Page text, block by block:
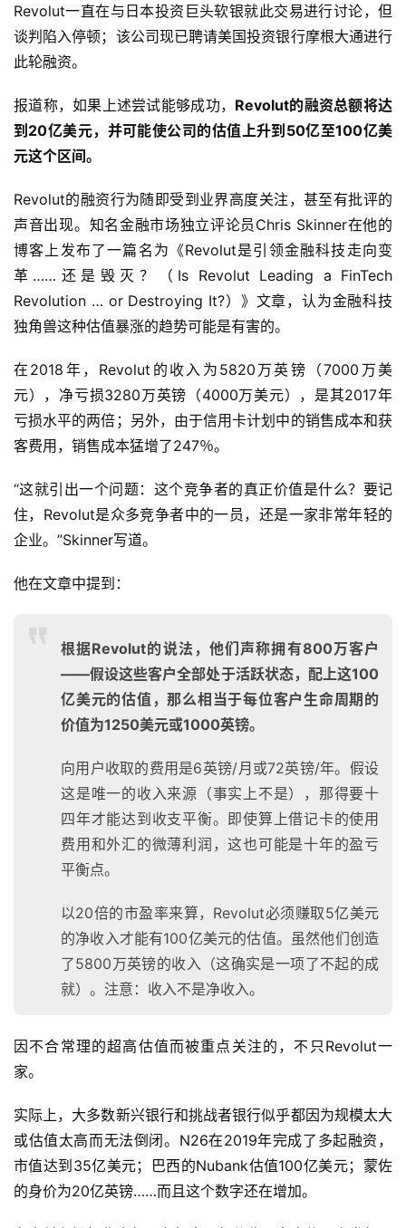
首
页
Revolut一直在与日本投资巨头软银就此交易进行讨论，但
谈判陷入停顿；该公司现已聘请美国投资银行摩根大通进行
此轮融资。
报道称，如果上述尝试能够成功， Revolut的融资总额将达
到20亿美元，并可能使公司的估值上升到50亿至100亿美
元这个区间。
Revolut的融资行为随即受到业界高度关注，甚至有批评的
声音出现。知名金融市场独立评论员Chris Skinner在他的
博客上发布了一篇名为《Revolut是引领金融科技走向变
革……还是毁灭？（Is Revolut Leading a FinTech
Revolution … or Destroying It?）》文章，认为金融科技
独角兽这种估值暴涨的趋势可能是有害的。
在2018年，Revolut的收入为5820万英镑（7000万美
元），净亏损3280万英镑（4000万美元），是其2017年
亏损水平的两倍；另外，由于信用卡计划中的销售成本和获
客费用，销售成本猛增了247％。
“这就引出一个问题：这个竞争者的真正价值是什么？要记
住，Revolut是众多竞争者中的一员，还是一家非常年轻的
企业。”Skinner写道。
他在文章中提到：
根据Revolut的说法，他们声称拥有800万客户
——假设这些客户全部处于活跃状态，配上这100
亿美元的估值，那么相当于每位客户生命周期的
价值为1250美元或1000英镑。
向用户收取的费用是6英镑/月或72英镑/年。假设
这是唯一的收入来源（事实上不是），那得要十
四年才能达到收支平衡。即使算上借记卡的使用
费用和外汇的微薄利润，这也可能是十年的盈亏
平衡点。
以20倍的市盈率来算，Revolut必须赚取5亿美元
的净收入才能有100亿美元的估值。虽然他们创造
了5800万英镑的收入（这确实是一项了不起的成
就）。注意：收入不是净收入。
因不合常理的超高估值而被重点关注的，不只Revolut一
家。
实际上，大多数新兴银行和挑战者银行似乎都因为规模太大
或估值太高而无法倒闭。N26在2019年完成了多起融资，
市值达到35亿美元；巴西的Nubank估值100亿美元；蒙佐
的身价为20亿英镑……而且这个数字还在增加。